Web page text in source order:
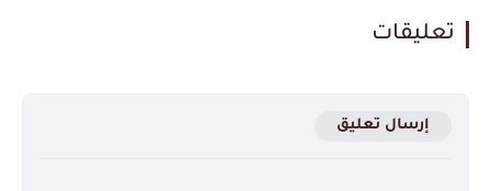
تعليقات
إرسال تعليق